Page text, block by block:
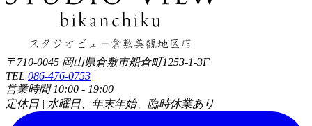
〒710-0045 岡山県倉敷市船倉町1253-1-3F
TEL 086-476-0753
営業時間 10:00 - 19:00
定休日 | 水曜日、年末年始、臨時休業あり